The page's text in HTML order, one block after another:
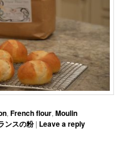
,French flour,Moulin
ンスの粉 | Leave a reply